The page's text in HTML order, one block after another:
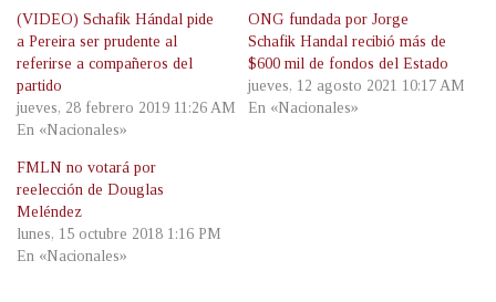
(VIDEO) Schafik Hándal pide
a Pereira ser prudente al
referirse a compañeros del
partido
jueves, 28 febrero 2019 11:26 AM
En «Nacionales»
ONG fundada por Jorge
Schafik Handal recibió más de
$600 mil de fondos del Estado
jueves, 12 agosto 2021 10:17 AM
En «Nacionales»
FMLN no votará por
reelección de Douglas
Meléndez
lunes, 15 octubre 2018 1:16 PM
En «Nacionales»